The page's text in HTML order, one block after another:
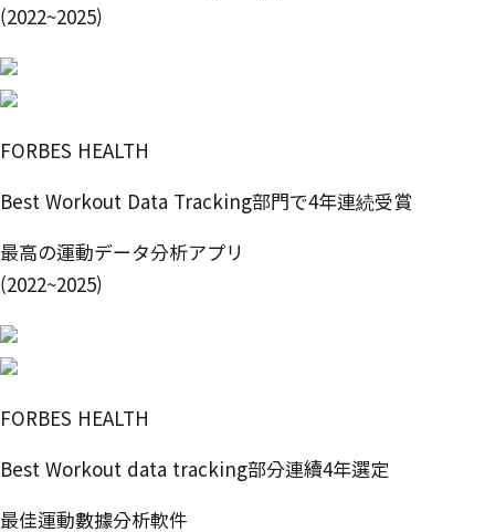
(2022~2025)
FORBES HEALTH
Best Workout Data Tracking部門で4年連続受賞
最高の運動データ分析アプリ
(2022~2025)
FORBES HEALTH
Best Workout data tracking部分連續4年選定
最佳運動數據分析軟件